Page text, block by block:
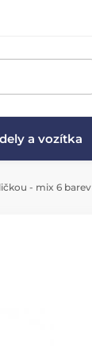
a vozítka
- mix 6 barev